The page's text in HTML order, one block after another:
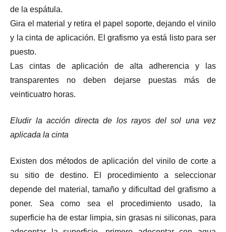
de la espátula.
Gira el material y retira el papel soporte, dejando el vinilo
y la cinta de aplicación. El grafismo ya está listo para ser
puesto.
Las cintas de aplicación de alta adherencia y las
transparentes no deben dejarse puestas más de
veinticuatro horas.
Eludir la acción directa de los rayos del sol una vez
aplicada la cinta
Existen dos métodos de aplicación del vinilo de corte a
su sitio de destino. El procedimiento a seleccionar
depende del material, tamaño y dificultad del grafismo a
poner. Sea como sea el procedimiento usado, la
superficie ha de estar limpia, sin grasas ni siliconas, para